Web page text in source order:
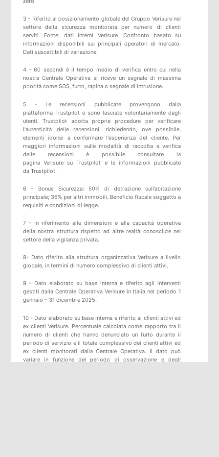
3 - Riferito al posizionamento globale del Gruppo Verisure nel
settore della sicurezza monitorata per numero di clienti
serviti. Fonte: dati interni Verisure. Confronto basato su
informazioni disponibili sui principali operatori di mercato.
Dati suscettibili di variazione.
4 - 60 secondi è il tempo medio di verifica entro cui nella
nostra Centrale Operativa si riceve un segnale di massima
priorità come SOS, furto, rapina o segnale di intrusione.
5 - Le recensioni pubblicate provengono dalla
piattaforma Trustpilote sono lasciate volontariamente dagli
utenti.Trustpilot adotta proprie procedure per verificare
l'autenticità delle recensioni, richiedendo, ove possibile,
elementi idonei a confermare l'esperienza del cliente. Per
maggiori informazioni sulle modalità di raccolta e verifica
delle recensioni è possibile consultarela
paginaVerisure suTrustpilot e le informazioni pubblicate
da Trustpilot.
6 - Bonus Sicurezza: 50% di detrazione sull’abitazione
principale; 36% per altri immobili. Beneficio fiscale soggetto a
requisiti e condizioni di legge.
7 - In riferimento alle dimensioni e alla capacità operativa
della nostra struttura rispetto ad altre realtà conosciute nel
settore della vigilanza privata.
8- Dato riferito alla struttura organizzativa Verisure a livello
globale, in termini di numero complessivo di clienti attivi.
9 - Dato elaborato su base interna e riferito agli interventi
gestiti dalla Centrale Operativa Verisure in Italia nel periodo 1
gennaio – 31 dicembre 2025.
10 - Dato elaborato su base interna e riferito ai clienti attivi ed
ex clienti Verisure. Percentuale calcolata come rapporto tra il
numero di clienti che hanno denunciato un furto durante il
periodo di servizio e il totale complessivo dei clienti attivi ed
ex clienti monitorati dalla Centrale Operativa. Il dato può
variare in funzione del periodo di osservazione e degli